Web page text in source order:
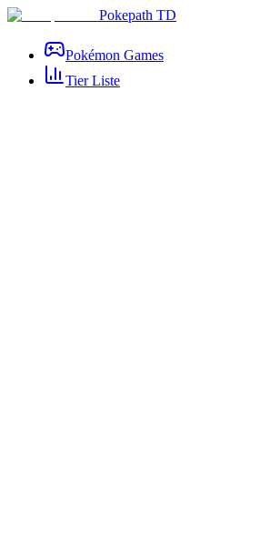
Pokepath TD
Pokémon Games
Tier Liste